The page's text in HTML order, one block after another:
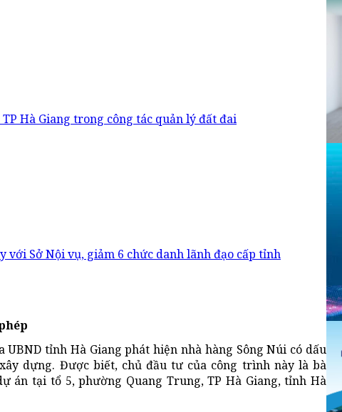
Hà Giang trong công tác quản lý đất đai
với Sở Nội vụ, giảm 6 chức danh lãnh đạo cấp tỉnh
tỉnh Hà Giang phát hiện nhà hàng Sông Núi có dấu
dựng. Được biết, chủ đầu tư của công trình này là bà
án tại tổ 5, phường Quang Trung, TP Hà Giang, tỉnh Hà